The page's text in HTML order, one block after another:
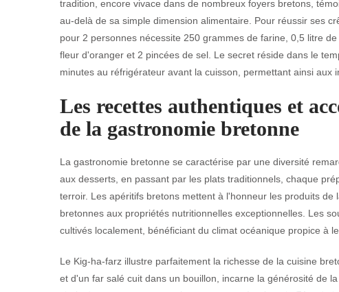
tradition, encore vivace dans de nombreux foyers bretons,
au-delà de sa simple dimension alimentaire. Pour réussir ses
pour 2 personnes nécessite 250 grammes de farine, 0,5 litre
fleur d'oranger et 2 pincées de sel. Le secret réside dans le
minutes au réfrigérateur avant la cuisson, permettant ainsi aux
Les recettes authentiques et
de la gastronomie bretonne
La gastronomie bretonne se caractérise par une diversité
aux desserts, en passant par les plats traditionnels, chaque
terroir. Les apéritifs bretons mettent à l'honneur les produits
bretonnes aux propriétés nutritionnelles exceptionnelles. Les
cultivés localement, bénéficiant du climat océanique propice à
Le Kig-ha-farz illustre parfaitement la richesse de la cuisine
et d'un far salé cuit dans un bouillon, incarne la générosité de